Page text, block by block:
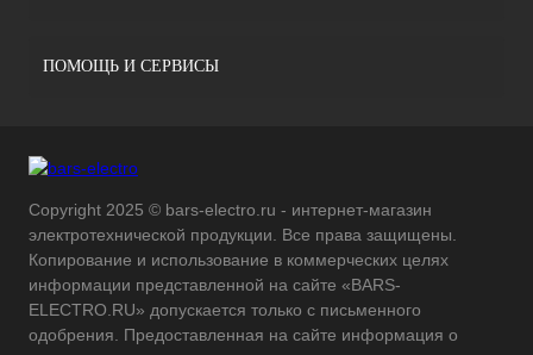
ПОМОЩЬ И СЕРВИСЫ
Copyright 2025 © bars-electro.ru - интернет-магазин
электротехнической продукции. Все права защищены.
Копирование и использование в коммерческих целях
информации представленной на сайте «BARS-
ELECTRO.RU» допускается только с письменного
одобрения. Предоставленная на сайте информация о